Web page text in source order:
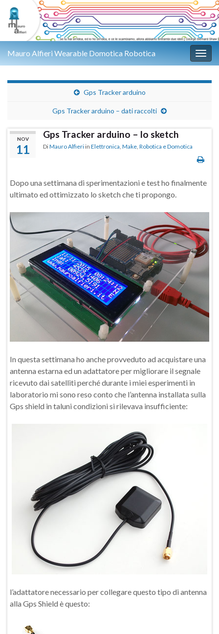
Mauro Alfieri Wearable Domotica Robotica
Gps Tracker arduino
Gps Tracker arduino – dati raccolti
NOV
11
Gps Tracker arduino – lo sketch
DiMauro Alfieri in Elettronica, Make, Robotica e Domotica
Dopo una settimana di sperimentazioni e test ho finalmente
ultimato ed ottimizzato lo sketch che ti propongo.
In questa settimana ho anche provveduto ad acquistare una
antenna estarna ed un adattatore per migliorare il segnale
ricevuto dai satelliti perché durante i miei esperimenti in
laboratorio mi sono reso conto che l’antenna installata sulla
Gps shield in taluni condizioni si rilevava insufficiente:
l’adattatore necessario per collegare questo tipo di antenna
alla Gps Shield è questo: